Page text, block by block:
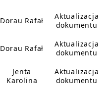
Dorau Rafał
Aktualizacja
dokumentu
Dorau Rafał
Aktualizacja
dokumentu
Jenta
Karolina
Aktualizacja
dokumentu